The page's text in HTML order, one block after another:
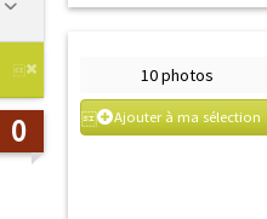
0
10 photos
Ajouter à ma sélection